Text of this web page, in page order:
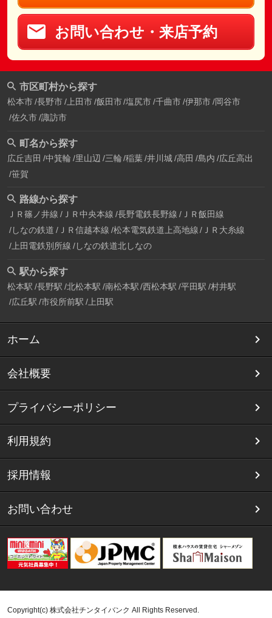
お問い合わせ・来店予約
市区町村から探す
松本市 長野市 上田市 飯田市 塩尻市 千曲市 伊那市 岡谷市
佐久市 諏訪市
町名から探す
広丘吉田 中箕輪 里山辺 三輪 稲葉 井川城 高田 島内 広丘高出
笹賀
路線から探す
ＪＲ篠ノ井線 ＪＲ中央本線 長野電鉄長野線 ＪＲ飯田線
しなの鉄道 ＪＲ信越本線 松本電気鉄道上高地線
ＪＲ大糸線
上田電鉄別所線 しなの鉄道北しなの
駅から探す
松本駅 長野駅 北松本駅 南松本駅 西松本駅 平田駅 村井駅
広丘駅 市役所前駅 上田駅
ホーム
会社概要
プライバシーポリシー
利用規約
採用情報
お問い合わせ
Copyright(c) 株式会社チンタイバンク All Rights Reserved.